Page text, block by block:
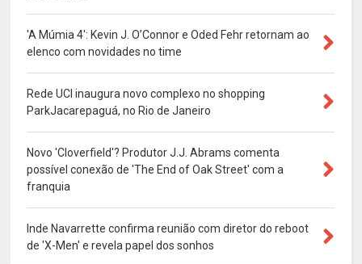
'A Múmia 4': Kevin J. O’Connor e Oded Fehr retornam ao
elenco com novidades no time
Rede UCI inaugura novo complexo no shopping
ParkJacarepaguá, no Rio de Janeiro
Novo 'Cloverfield'? Produtor J.J. Abrams comenta
possível conexão de 'The End of Oak Street' com a
franquia
Inde Navarrette confirma reunião com diretor do reboot
de 'X-Men' e revela papel dos sonhos